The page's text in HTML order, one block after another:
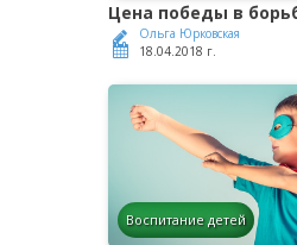
Цена победы в
Ольга Юрковская
18.04.2018 г.
Воспитание детей